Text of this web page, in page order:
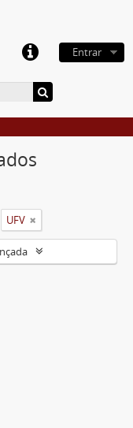
Entrar
UFV